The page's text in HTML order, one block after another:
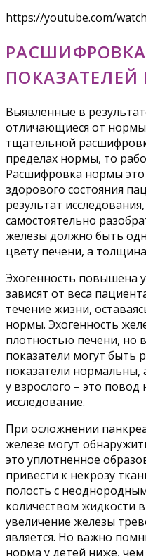
https://youtube.com/
Выявленные в
отличающиеся от
тщательной
пределах нормы, то
Расшифровка нормы это
здорового состояния
результат
самостоятельно
железы должно быть
цвету печени, а
Эхогенность повышена
зависят от веса
течение жизни,
нормы. Эхогенность
плотностью печени, но
показатели могут быть
показатели нормальны,
у взрослого – это повод
исследование.
При осложнении
железе могут
это уплотненное
привести к некрозу
полость с
количеством жидкости
увеличение железы
является. Но важно
норма у детей ниже, чем